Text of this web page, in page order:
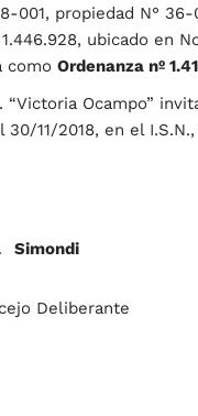
001, propiedad N° 36-
ubicado en
como Ordenanza nº
“Victoria Ocampo”
30/11/2018, en el
Simondi
Deliberante